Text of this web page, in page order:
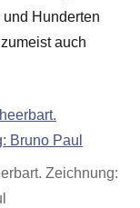
Hunderten
auch
Zeichnung: